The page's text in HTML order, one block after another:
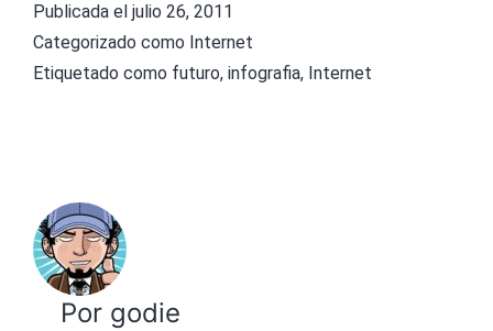
Publicada el julio 26, 2011
Categorizado como Internet
Etiquetado como futuro, infografia, Internet
Por godie